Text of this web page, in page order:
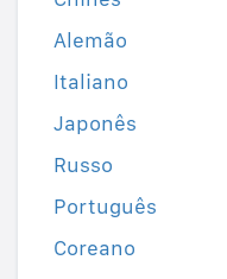
Alemão
Italiano
Japonês
Russo
Português
Coreano